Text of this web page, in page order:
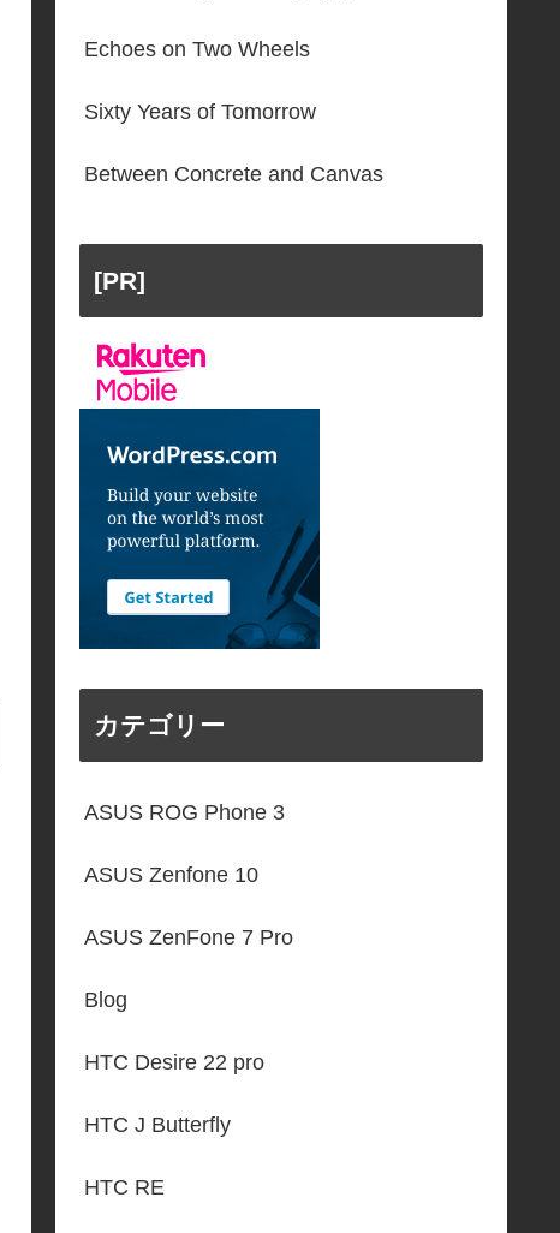
Echoes on Two Wheels
Sixty Years of Tomorrow
Between Concrete and Canvas
[PR]
カテゴリー
ASUS ROG Phone 3
ASUS Zenfone 10
ASUS ZenFone 7 Pro
Blog
HTC Desire 22 pro
HTC J Butterfly
HTC RE